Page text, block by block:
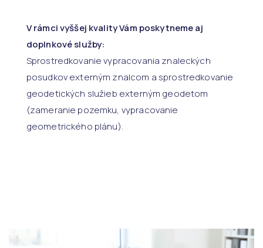
V rámci vyššej kvality Vám poskytneme aj
doplnkové služby:
Sprostredkovanie vypracovania znaleckých
posudkov externým znalcom a sprostredkovanie
geodetických služieb externým geodetom
(zameranie pozemku, vypracovanie
geometrického plánu).